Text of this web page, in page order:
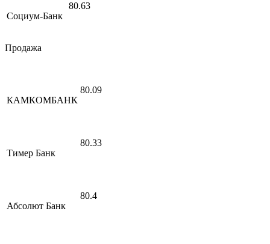
Социум-Банк
80.63
Продажа
КАМКОМБАНК
80.09
Тимер Банк
80.33
Абсолют Банк
80.4